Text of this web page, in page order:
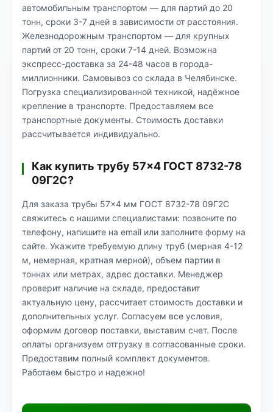
автомобильным транспортом — для партий до 20
тонн, сроки 3-7 дней в зависимости от расстояния.
Железнодорожным транспортом — для крупных
партий от 20 тонн, сроки 7-14 дней. Возможна
экспресс-доставка за 24-48 часов в города-
миллионники. Самовывоз со склада в Челябинске.
Погрузка специализированной техникой, надёжное
крепление в транспорте. Предоставляем все
транспортные документы. Стоимость доставки
рассчитывается индивидуально.
Как купить трубу 57×4 ГОСТ 8732-78
09Г2С?
Для заказа трубы 57×4 мм ГОСТ 8732-78 09Г2С
свяжитесь с нашими специалистами: позвоните по
телефону, напишите на email или заполните форму на
сайте. Укажите требуемую длину труб (мерная 4-12
м, немерная, кратная мерной), объем партии в
тоннах или метрах, адрес доставки. Менеджер
проверит наличие на складе, предоставит
актуальную цену, рассчитает стоимость доставки и
дополнительных услуг. Согласуем все условия,
оформим договор поставки, выставим счет. После
оплаты организуем отгрузку в согласованные сроки.
Предоставим полный комплект документов.
Работаем быстро и надежно!